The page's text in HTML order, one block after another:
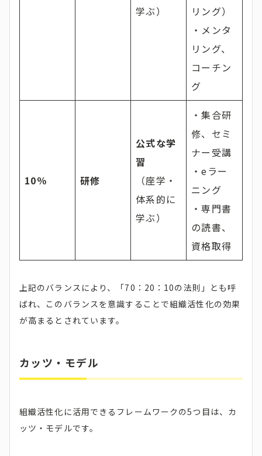
学ぶ）
リング）
・メンタ
リング、
コーチン
グ
10％ 研修
公式な学
習
（座学・
体系的に
学ぶ）
・集合研
修、セミ
ナー受講
・eラー
ニング
・専門書
の読書、
資格取得
上記のバランスにより、「70：20：10の法則」とも呼
ばれ、このバランスを意識することで組織活性化の効果
が高まるとされています。
カッツ・モデル
組織活性化に活用できるフレームワークの5つ目は、カ
ッツ・モデルです。